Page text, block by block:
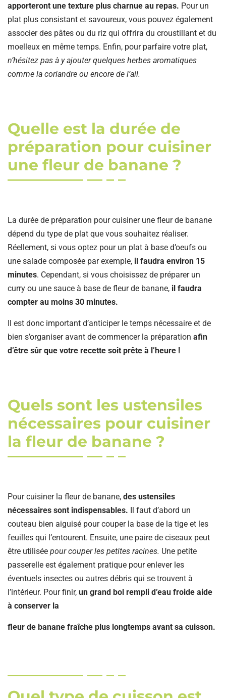
apporteront une texture plus charnue au repas. Pour un
plat plus consistant et savoureux, vous pouvez également
associer des pâtes ou du riz qui offrira du croustillant et du
moelleux en même temps. Enfin, pour parfaire votre plat,
n’hésitez pas à y ajouter quelques herbes aromatiques
comme la coriandre ou encore de l’ail.
Quelle est la durée de
préparation pour cuisiner
une fleur de banane ?
La durée de préparation pour cuisiner une fleur de banane
dépend du type de plat que vous souhaitez réaliser.
Réellement, si vous optez pour un plat à base d’oeufs ou
une salade composée par exemple, il faudra environ 15
minutes. Cependant, si vous choisissez de préparer un
curry ou une sauce à base de fleur de banane, il faudra
compter au moins 30 minutes.
Il est donc important d’anticiper le temps nécessaire et de
bien s’organiser avant de commencer la préparation afin
d’être sûr que votre recette soit prête à l’heure !
Quels sont les ustensiles
nécessaires pour cuisiner
la fleur de banane ?
Pour cuisiner la fleur de banane, des ustensiles
nécessaires sont indispensables. Il faut d’abord un
couteau bien aiguisé pour couper la base de la tige et les
feuilles qui l’entourent. Ensuite, une paire de ciseaux peut
être utilisée pour couper les petites racines. Une petite
passerelle est également pratique pour enlever les
éventuels insectes ou autres débris qui se trouvent à
l’intérieur. Pour finir, un grand bol rempli d’eau froide aide
à conserver la
fleur de banane fraîche plus longtemps avant sa cuisson.